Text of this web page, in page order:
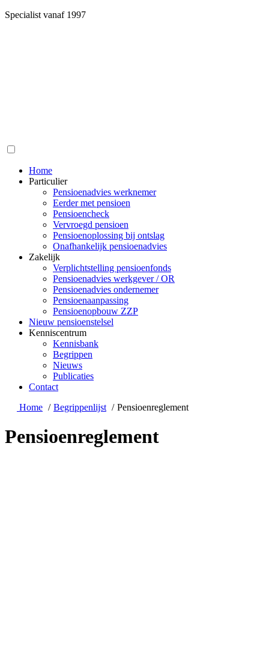
Specialist vanaf 1997
Home
Particulier
Pensioenadvies werknemer
Eerder met pensioen
Pensioencheck
Vervroegd pensioen
Pensioenoplossing bij ontslag
Onafhankelijk pensioenadvies
Zakelijk
Verplichtstelling pensioenfonds
Pensioenadvies werkgever / OR
Pensioenadvies ondernemer
Pensioenaanpassing
Pensioenopbouw ZZP
Nieuw pensioenstelsel
Kenniscentrum
Kennisbank
Begrippen
Nieuws
Publicaties
Contact
Home
Begrippenlijst Pensioenreglement
Pensioenreglement